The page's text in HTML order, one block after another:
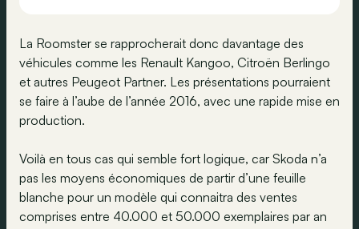
La Roomster se rapprocherait donc davantage des
véhicules comme les Renault Kangoo, Citroën Berlingo
et autres Peugeot Partner. Les présentations pourraient
se faire à l’aube de l’année 2016, avec une rapide mise en
production.
Voilà en tous cas qui semble fort logique, car Skoda n’a
pas les moyens économiques de partir d’une feuille
blanche pour un modèle qui connaitra des ventes
comprises entre 40.000 et 50.000 exemplaires par an